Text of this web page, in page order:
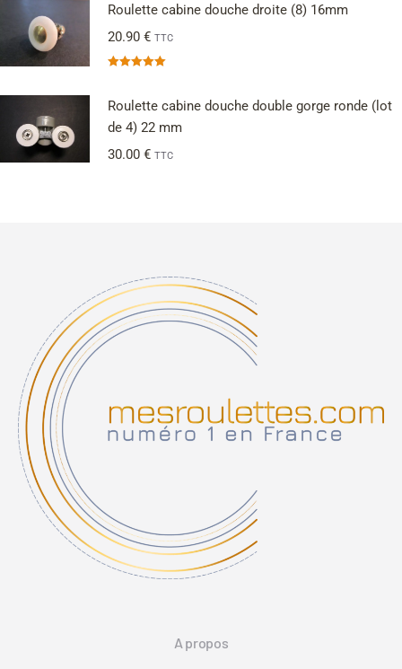
Roulette cabine douche droite (8) 16mm
20.90 € TTC
Roulette cabine douche double gorge ronde (lot
de 4) 22 mm
30.00 € TTC
A propos